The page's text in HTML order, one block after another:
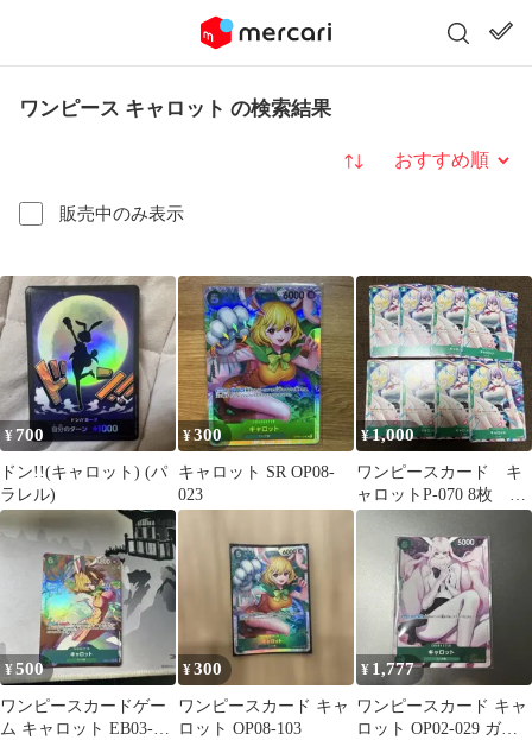
ワンピース キャロット の検索結果
販売中のみ表示
並び替え
¥ 700
ドン!!(キャロット) (パ
ラレル)
¥300
キャロット SR OP08-
023
¥1,000
ワンピースカード キ
ャロットP-070 8枚 V
ジャンプ7月号特別限定
付録カード
¥500
ワンピースカードゲー
ム キャロット EB03-
¥300
ワンピースカード キャ
ロット OP08-103
¥ 1,777
ワンピースカード キャ
ロット OP02-029 ガー